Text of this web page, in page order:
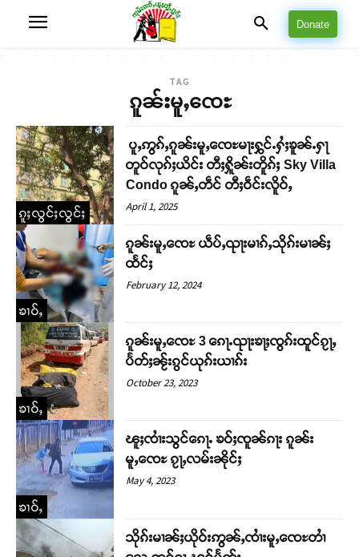
Donate
TAG
ၵူၼ်းမူႇၸေႊ
ၵူႈလွင်ႈလွင်ႈ
ပူႇဢွၵ်ႇၵူၼ်းမူႇၸေႊမႃးႁွင်ႉႁႆႈၶူၼ်ႉႁႃ
တူဝ်လုၵ်ႈယိင်း တီႈႁိူၼ်းတိူၵ်ႈ Sky Villa
Condo ၵူၼ်ႇတဵင် တီႈဝဵင်းလိူဝ်ႇ
April 1, 2025
ၶၢဝ်ႇ
ၵူၼ်းမူႇၸေႊ ယဵပ်ႇၺႃးမၢၵ်ႇသိုၵ်းမၢၼ်ႈ
ထႅင်ႈ
February 12, 2024
ၶၢဝ်ႇ
ၵူၼ်းမူႇၸေႊ 3 ၵေႃႉၺႃးၶႃႈၸွၵ်းထူင်ၵႂႃႇ
ပႅတ်ႈၼႂ်းၵွင်ယုၵ်းယၢၵ်း
October 23, 2023
ၶၢဝ်ႇ
ၽူႈၸၢႆးသွင်ၵေႃႉ ၶဝ်ႈၸူၼ်ၵႃး ၵူၼ်း
မူႇၸေႊ ၵႂႃႇလမ်းၼိုင်ႈ
May 4, 2023
သိုၵ်းမၢၼ်ႈယိုဝ်းဢွၼ်ႇၸၢႆးမူႇၸေႊတၢႆ